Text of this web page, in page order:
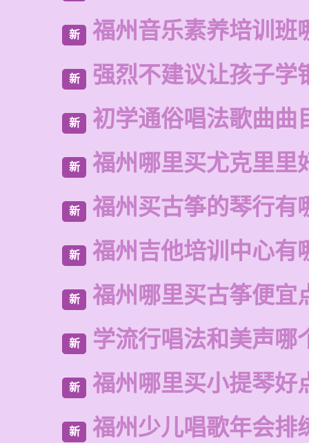
新 福州音乐素养培训班
新 强烈不建议让孩子学
新 初学通俗唱法歌曲曲
新 福州哪里买尤克里里
新 福州买古筝的琴行有
新 福州吉他培训中心有
新 福州哪里买古筝便宜
新 学流行唱法和美声哪
新 福州哪里买小提琴好
新 福州少儿唱歌年会排